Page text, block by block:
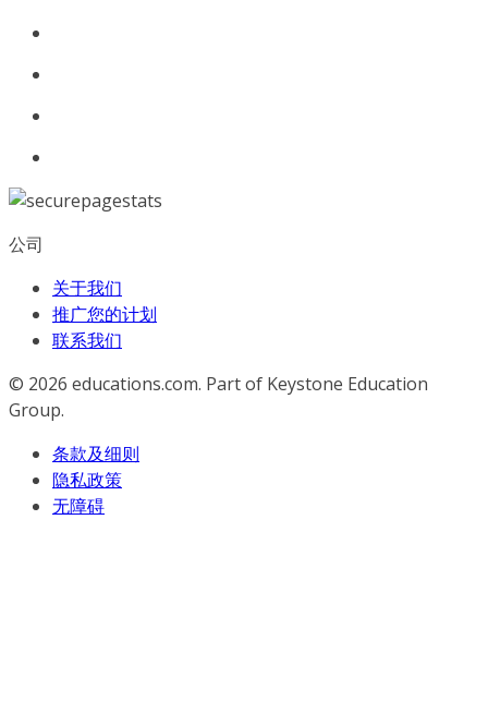
公司
关于我们
推广您的计划
联系我们
© 2026 educations.com. Part of Keystone Education
Group.
条款及细则
隐私政策
无障碍